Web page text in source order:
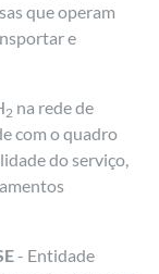
que operam
e
2 na rede de
com o quadro
do serviço,
- Entidade